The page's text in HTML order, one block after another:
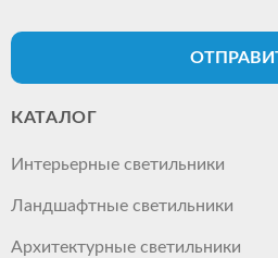
КАТАЛОГ
Интерьерные светильники
Ландшафтные светильники
Архитектурные светильники